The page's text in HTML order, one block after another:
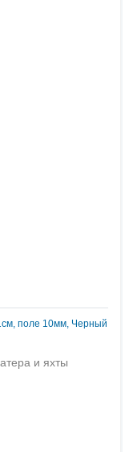
поле 10мм, Черный
и яхты